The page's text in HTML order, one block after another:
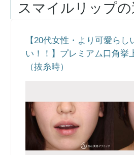
スマイルリップの
【20代女性・より可愛らし
い！！】プレミアム口角挙
（抜糸時）